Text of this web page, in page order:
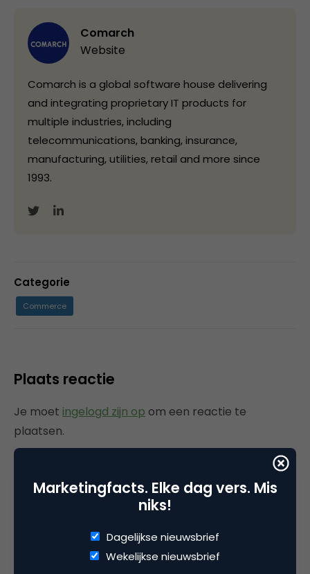
Comarch
Website
Comarch is a global software house delivering
and integrating proprietary IT products for
multiple industries, including
telecommunications, banking, insurance,
manufacturing, utilities, retail and more since
1993.
Categorie
Commerce
Plaats reactie
Je moet ingelogd zijn op om een reactie te
plaatsen.
Gerelateerde artikelen
Rebel with or without a cause?
Wake-upcall voor ontwerpers
Marketingfacts. Elke dag vers. Mis
niks!
Dagelijkse nieuwsbrief
Wekelijkse nieuwsbrief